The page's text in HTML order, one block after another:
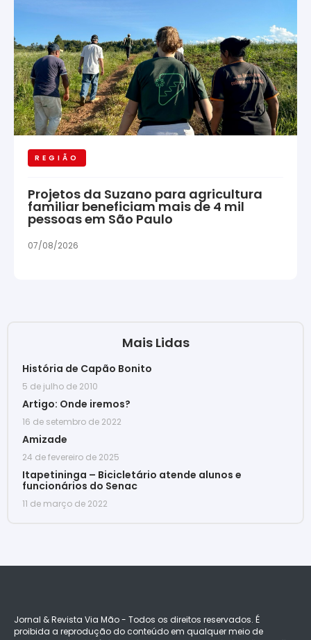
REGIÃO
Projetos da Suzano para agricultura
familiar beneficiam mais de 4 mil
pessoas em São Paulo
07/08/2026
Mais Lidas
História de Capão Bonito
5 de julho de 2010
Artigo: Onde iremos?
16 de setembro de 2022
Amizade
24 de fevereiro de 2025
Itapetininga – Bicicletário atende alunos e
funcionários do Senac
11 de março de 2022
Jornal & Revista Via Mão - Todos os direitos reservados. É
proibida a reprodução do conteúdo em qualquer meio de